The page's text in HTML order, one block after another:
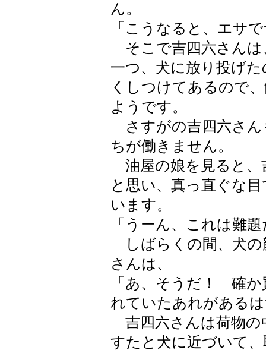
ん。
「こうなると、エサ
そこで吉四六さんは
一つ、犬に放り投げ
くしつけてあるので
ようです。
さすがの吉四六さん
ちが働きません。
油屋の娘を見ると、
と思い、真っ直ぐな
います。
「うーん、これは難
しばらくの間、犬の
さんは、
「あ、そうだ！ 確
れていたあれがある
吉四六さんは荷物の
すたと犬に近づいて